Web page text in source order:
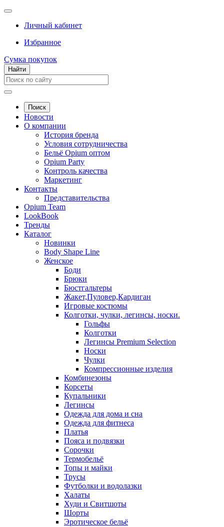
Личный кабинет
Избранное
Сумка покупок
Найти
Поиск
Новости
О компании
История бренда
Условия сотрудничества
Бельё Opium оптом
Opium Party
Контроль качества
Маркетинг
Контакты
Представительства
Opium Team
LookBook
Тренды
Каталог
Новинки
Body Shape Line
Женское
Боди
Брюки
Бюстгальтеры
Жакет,Пуловер,Кардиган
Игровые костюмы
Колготки, чулки, легинсы, носки.
Гольфы
Колготки
Легинсы Premium Selection
Носки
Чулки
Компрессионные изделия
Комбинезоны
Корсеты
Купальники
Легинсы
Одежда для дома и сна
Одежда для фитнеса
Платья
Пояса и подвязки
Сорочки
Термобельё
Топы и майки
Трусы
Футболки и водолазки
Халаты
Худи и Свитшоты
Шорты
Эротическое бельё